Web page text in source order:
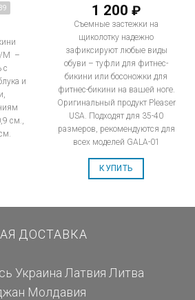
39
M –
с
и
см.,
1 200 ₽
Съемные застежки на
щиколотку надежно
зафиксируют любые виды
обуви – туфли для фитнес-
бикини или босоножки для
фитнес-бикини на вашей ноге.
Оригинальный продукт Pleaser
USA. Подходят для 35-40
размеров, рекомендуются для
всех моделей GALA-01
КУПИТЬ
ДОСТАВКА
Украина Латвия Литва
Молдавия